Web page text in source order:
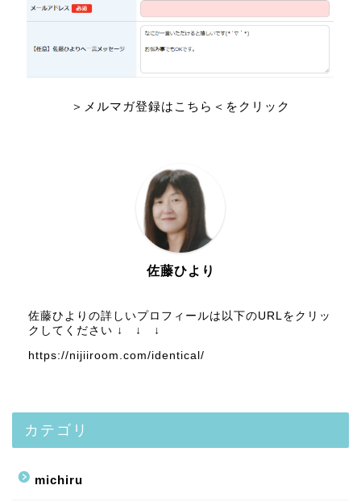
＞メルマガ登録はこちら＜をクリック
佐藤ひより
佐藤ひよりの詳しいプロフィールは以下のURLをクリッ
クしてください ↓ ↓ ↓
https://nijiiroom.com/identical/
カテゴリ
michiru